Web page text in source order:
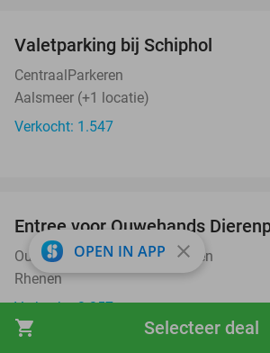
shopping_cart Selecteer deal
Valetparking bij Schiphol
CentraalParkeren
Aalsmeer (+1 locatie)
Verkocht: 1.547
Entree voor Ouwehands
Ouwehands Dierenpark Rhenen
Rhenen
Verkocht: 3.257
OPEN IN APP close